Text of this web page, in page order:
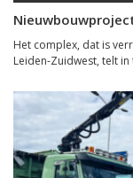
Het complex, dat is
Leiden-Zuidwest, telt in